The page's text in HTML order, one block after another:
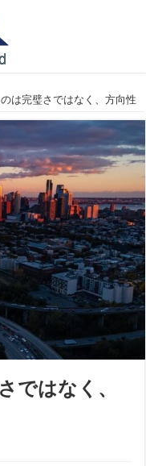
は完璧さではなく、方向性
ではなく、